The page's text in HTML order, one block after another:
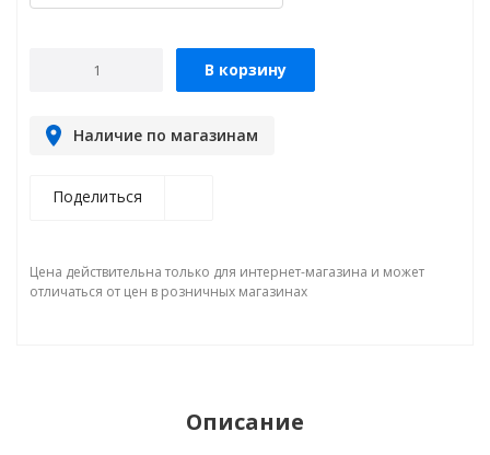
В корзину
Наличие по магазинам
Поделиться
Цена действительна только для интернет-магазина и может
отличаться от цен в розничных магазинах
Описание